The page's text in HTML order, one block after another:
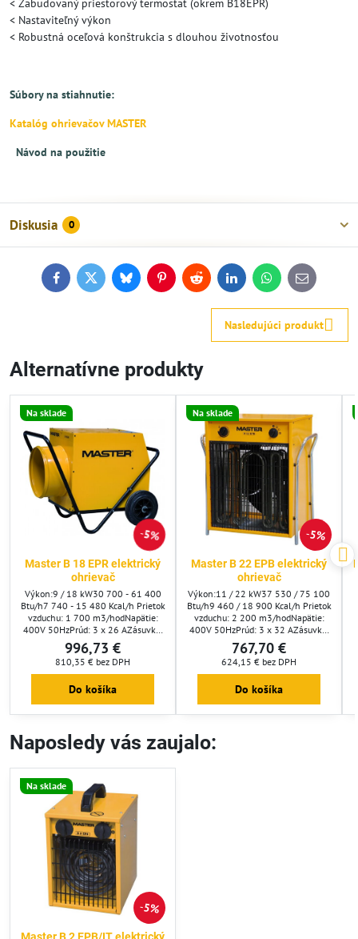
< Zabudovaný priestorový termostat (okrem B18EPR)
< Nastaviteľný výkon
< Robustná oceľová konštrukcia s dlouhou životnosťou
Súbory na stiahnutie:
Katalóg ohrievačov MASTER
Návod na použitie
Diskusia 0
FacebookTwitterBlueskyPinterestReddit LinkedInWhatsApp
E-
mail
Nasledujúci produkt
Alternatívne produkty
5%
Na sklade
Master B 18 EPR elektrický
ohrievač
Výkon:9 / 18 kW30 700 - 61 400
Btu/h7 740 - 15 480 Kcal/h Prietok
vzduchu: 1 700 m3/hodNapätie:
400V 50HzPrúd: 3 x 26 AZásuvka:
400V / 32A / 5PIPX4Rozmery:
620x390x430 mmHmotnosť: 27
kgPoloha
vypínača:&nbsp;OFFventilátor9
kW18 kWRegulácia termostatom:
C
996,73 €
810,35 € bez DPH
Do košíka
5%
Na sklade
Master B 22 EPB elektrický
ohrievač
Výkon:11 / 22 kW37 530 / 75 100
Btu/h9 460 / 18 900 Kcal/h Prietok
vzduchu: 2 200 m3/hodNapätie:
400V 50HzPrúd: 3 x 32 AZásuvka:
400V / 32A / 5PIPX4Rozmery:
360x550x600 mmHmotnosť: 20
kgPoloha
vypínača:&nbsp;OFFventilátor11
kW22 kWRegulácia termostatom:
35 C
767,70 €
624,15 € bez DPH
Do košíka
Naposledy vás zaujalo:
5%
Na sklade